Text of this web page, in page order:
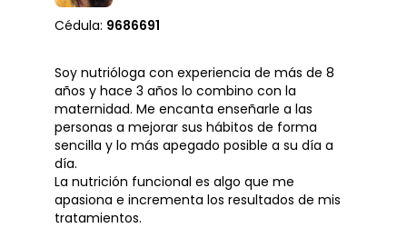
Cédula: 9686691
Soy nutrióloga con experiencia de más de 8
años y hace 3 años lo combino con la
maternidad. Me encanta enseñarle a las
personas a mejorar sus hábitos de forma
sencilla y lo más apegado posible a su día a
día.
La nutrición funcional es algo que me
apasiona e incrementa los resultados de mis
tratamientos.